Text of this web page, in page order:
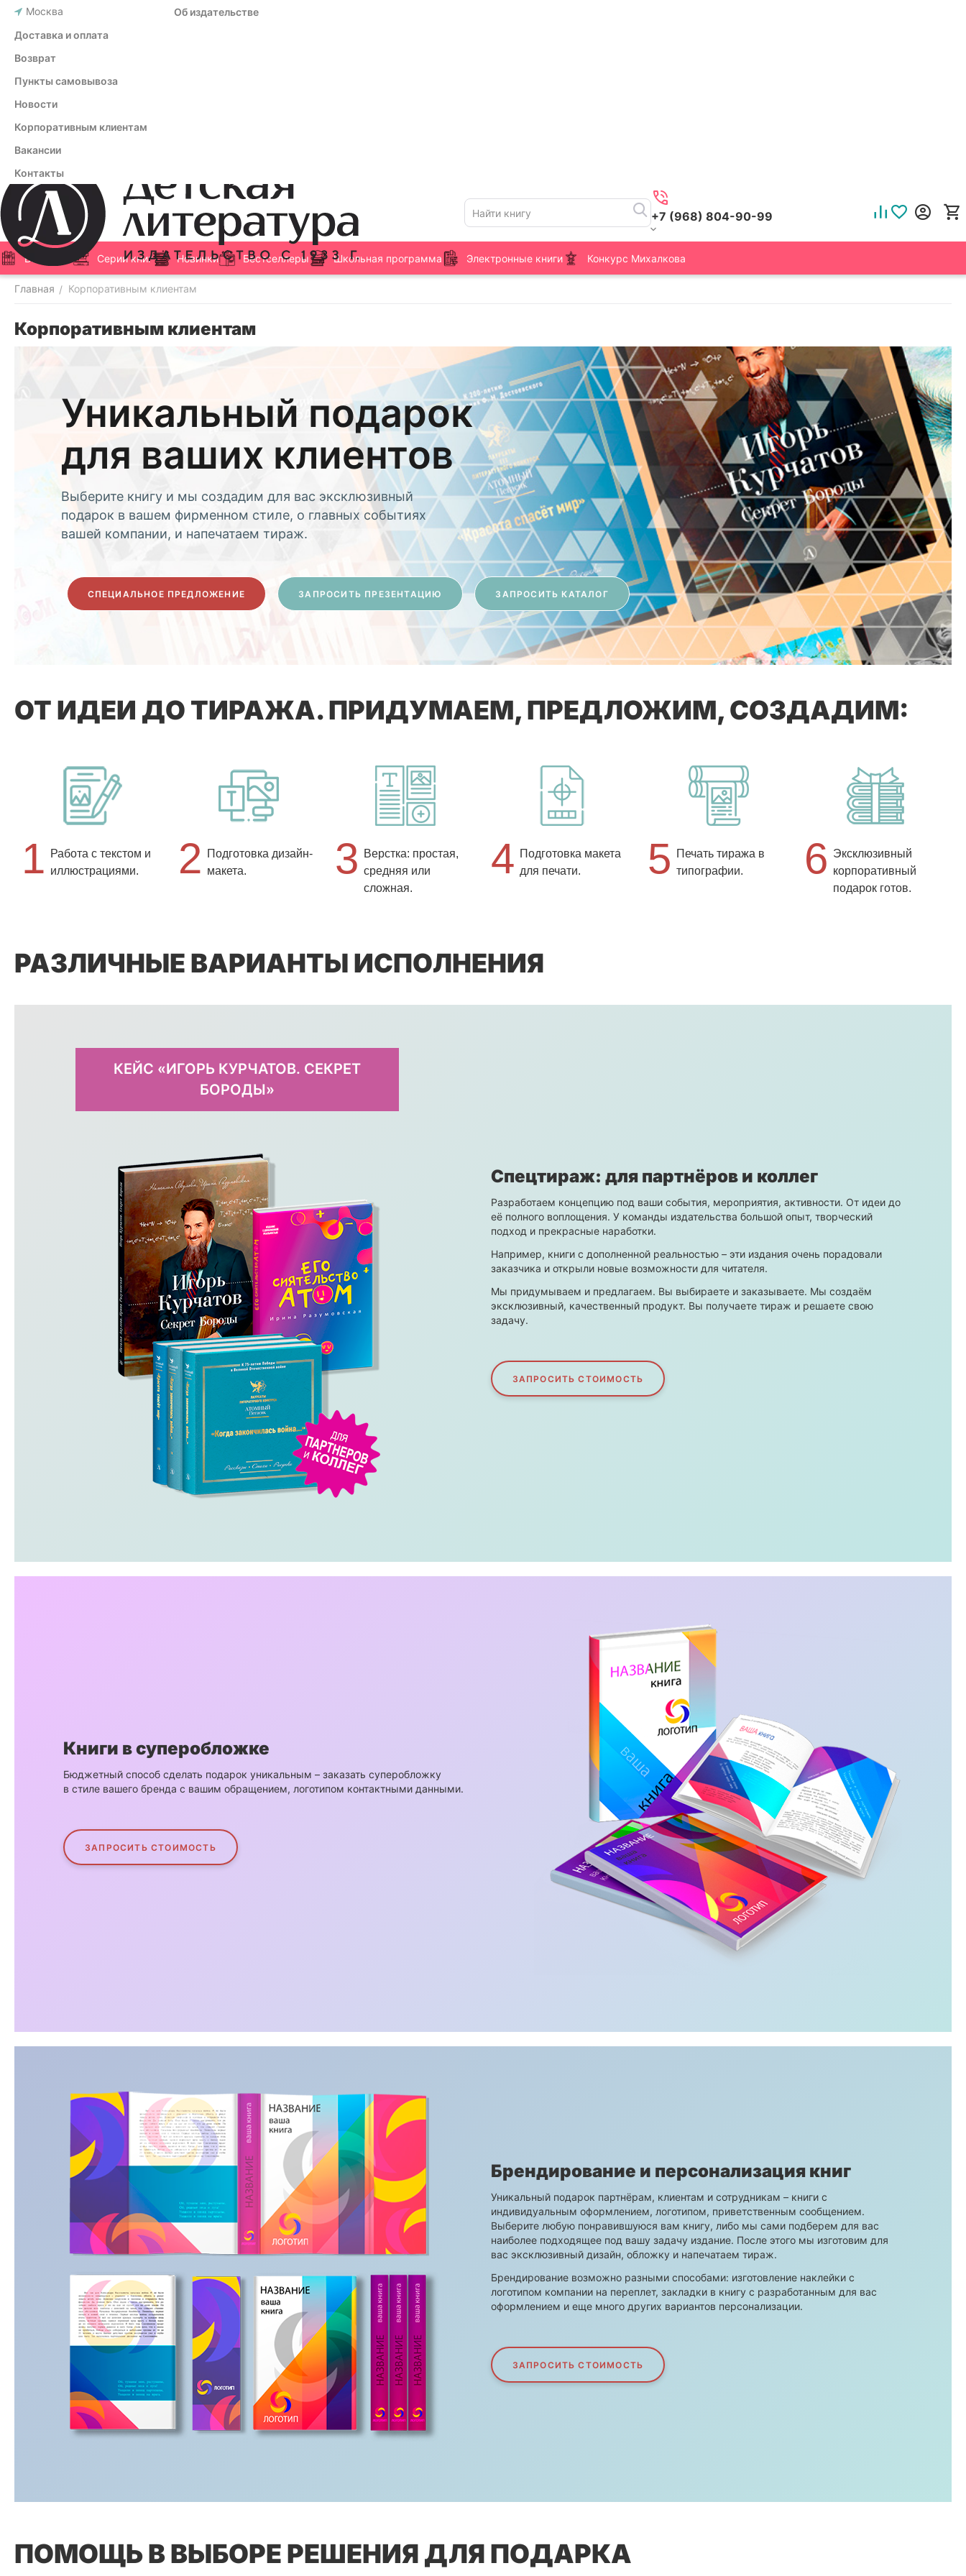
Москва
Об издательстве
Доставка и оплата
Возврат
Пункты самовывоза
Новости
Корпоративным клиентам
Вакансии
Контакты
+7 (968) 804-90-99
Все книги Серии книг Новинки Бестселлеры Школьная программа Электронные книги Конкурс Михалкова
Главная / Корпоративным клиентам
Корпоративным клиентам
Уникальный подарок
для ваших клиентов
Выберите книгу и мы создадим для вас эксклюзивный
подарок в вашем фирменном стиле, о главных событиях
вашей компании, и напечатаем тираж.
СПЕЦИАЛЬНОЕ ПРЕДЛОЖЕНИЕ ЗАПРОСИТЬ ПРЕЗЕНТАЦИЮ ЗАПРОСИТЬ КАТАЛОГ
ОТ ИДЕИ ДО ТИРАЖА. ПРИДУМАЕМ, ПРЕДЛОЖИМ, СОЗДАДИМ:
1
Работа с текстом и
иллюстрациями.
2
Подготовка дизайн-
макета.
3
Верстка: простая,
средняя или
сложная.
4 Подготовка макета
для печати.
5
Печать тиража в
типографии.
6 Эксклюзивный
корпоративный
подарок готов.
РАЗЛИЧНЫЕ ВАРИАНТЫ ИСПОЛНЕНИЯ
КЕЙС «ИГОРЬ КУРЧАТОВ. СЕКРЕТ
БОРОДЫ»
Спецтираж: для партнёров и коллег
Разработаем концепцию под ваши события, мероприятия, активности. От идеи до
её полного воплощения. У команды издательства большой опыт, творческий
подход и прекрасные наработки.
Например, книги с дополненной реальностью – эти издания очень порадовали
заказчика и открыли новые возможности для читателя.
Мы придумываем и предлагаем. Вы выбираете и заказываете. Мы создаём
эксклюзивный, качественный продукт. Вы получаете тираж и решаете свою
задачу.
ЗАПРОСИТЬ СТОИМОСТЬ
Книги в суперобложке
Бюджетный способ сделать подарок уникальным – заказать суперобложку
в стиле вашего бренда с вашим обращением, логотипом контактными данными.
ЗАПРОСИТЬ СТОИМОСТЬ
Брендирование и персонализация книг
Уникальный подарок партнёрам, клиентам и сотрудникам – книги с
индивидуальным оформлением, логотипом, приветственным сообщением.
Выберите любую понравившуюся вам книгу, либо мы сами подберем для вас
наиболее подходящее под вашу задачу издание. После этого мы изготовим для
вас эксклюзивный дизайн, обложку и напечатаем тираж.
Брендирование возможно разными способами: изготовление наклейки с
логотипом компании на переплет, закладки в книгу с разработанным для вас
оформлением и еще много других вариантов персонализации.
ЗАПРОСИТЬ СТОИМОСТЬ
ПОМОЩЬ В ВЫБОРЕ РЕШЕНИЯ ДЛЯ ПОДАРКА